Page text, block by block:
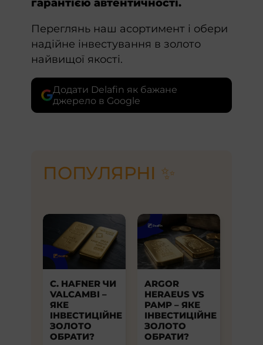
гарантією автентичності.
Переглянь наш асортимент і обери
надійне інвестування в золото
найвищої якості.
Додати Delafin як бажане
джерело в Google
ПОПУЛЯРНІ ✨
C. HAFNER ЧИ
VALCAMBI –
ЯКЕ
ІНВЕСТИЦІЙНЕ
ЗОЛОТО
ОБРАТИ?
ARGOR
HERAEUS VS
PAMP – ЯКЕ
ІНВЕСТИЦІЙНЕ
ЗОЛОТО
ОБРАТИ?